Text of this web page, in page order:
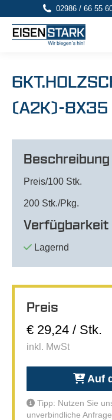
02986 / 66 55
(A2K)-8X35
Beschreibung
Preis/100 Stk.
200 Stk./Pkg.
Verfügbarkeit
Lagernd
Preis
€ 29,24 / Stk.
inkl. MwSt
Auf
Tipp: Nutzen Sie
unverbindliche